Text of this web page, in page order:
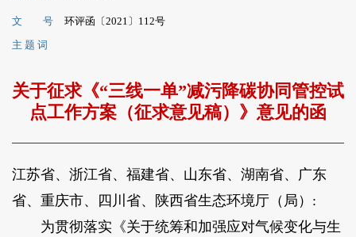
文 号
环评函〔2021〕112号
主 题 词
关于征求《“三线一单”减污降碳协同管控试
点工作方案（征求意见稿）》意见的函
江苏省、浙江省、福建省、山东省、湖南省、广东
省、重庆市、四川省、陕西省生态环境厅（局）:
为贯彻落实《关于统筹和加强应对气候变化与生